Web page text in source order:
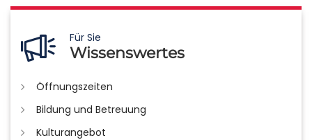
Für Sie
Wissenswertes
Öffnungszeiten
Bildung und Betreuung
Kulturangebot